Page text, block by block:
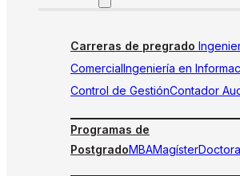
Carreras de pregrado
ComercialIngeniería en
Control de GestiónContador
Programas de
PostgradoMBAMagíster